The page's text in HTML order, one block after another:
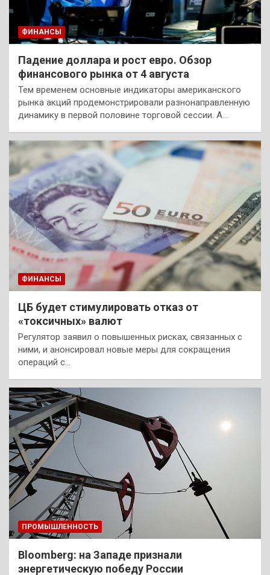
ФИНАНСЫ
Падение доллара и рост евро. Обзор
финансового рынка от 4 августа
Тем временем основные индикаторы американского
рынка акций продемонстрировали разнонаправленную
динамику в первой половине торговой сессии. А…
ФИНАНСЫ
ЦБ будет стимулировать отказ от
«токсичных» валют
Регулятор заявил о повышенных рисках, связанных с
ними, и анонсировал новые меры для сокращения
операций с…
ПРОМЫШЛЕННОСТЬ
Bloomberg: на Западе признали
энергетическую победу России